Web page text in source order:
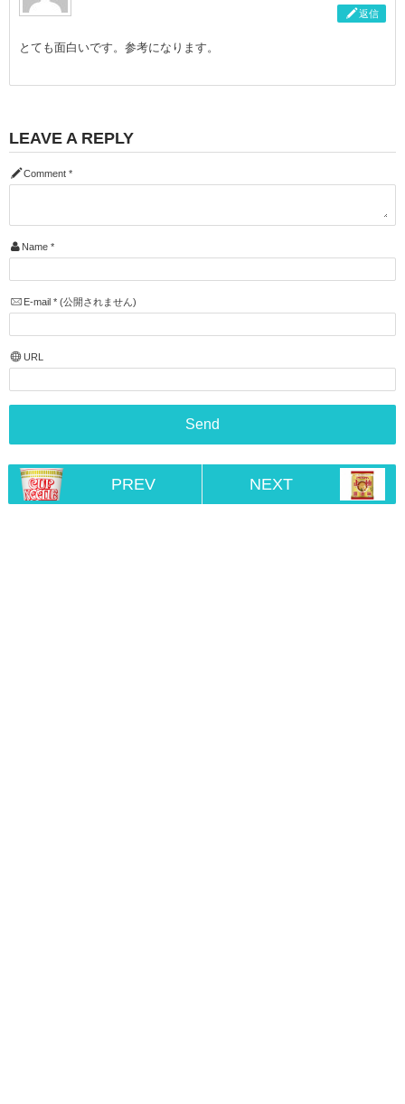
返信
とても面白いです。参考になります。
LEAVE A REPLY
Comment *
Name *
E-mail *(公開されません)
URL
PREV NEXT